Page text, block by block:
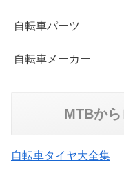
自転車パーツ
自転車メーカー
MTBか
自転車タイヤ大全集